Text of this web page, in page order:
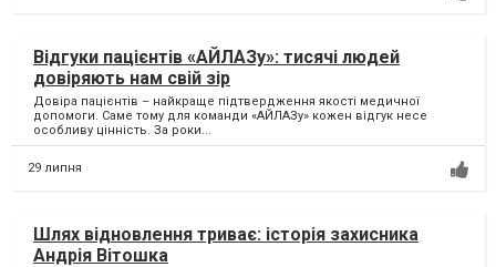
Відгуки пацієнтів «АЙЛАЗу»: тисячі людей
довіряють нам свій зір
Довіра пацієнтів – найкраще підтвердження якості медичної
допомоги. Саме тому для команди «АЙЛАЗу» кожен відгук несе
особливу цінність. За роки...
29 липня
Шлях відновлення триває: історія захисника
Андрія Вітошка